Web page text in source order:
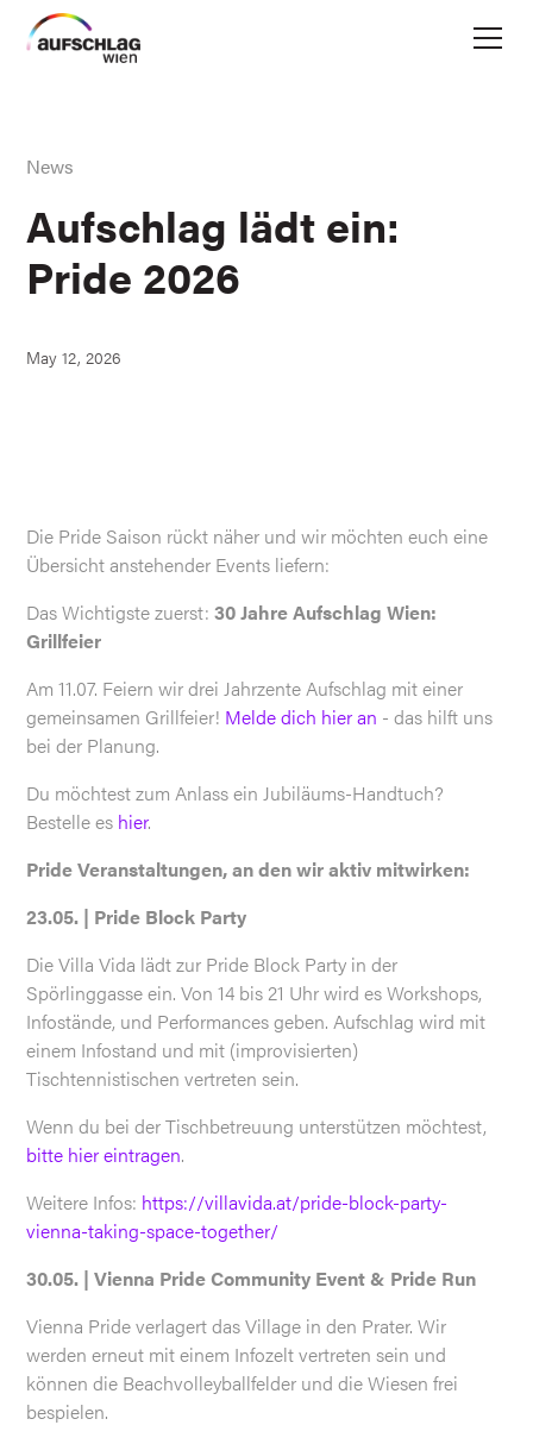
News
Aufschlag lädt ein:
Pride 2026
May 12, 2026
Die Pride Saison rückt näher und wir möchten euch eine
Übersicht anstehender Events liefern:
Das Wichtigste zuerst: 30 Jahre Aufschlag Wien:
Grillfeier
Am 11.07. Feiern wir drei Jahrzente Aufschlag mit einer
gemeinsamen Grillfeier! Melde dich hier an - das hilft uns
bei der Planung.
Du möchtest zum Anlass ein Jubiläums-Handtuch?
Bestelle es hier.
Pride Veranstaltungen, an den wir aktiv mitwirken:
23.05. | Pride Block Party
Die Villa Vida lädt zur Pride Block Party in der
Spörlinggasse ein. Von 14 bis 21 Uhr wird es Workshops,
Infostände, und Performances geben. Aufschlag wird mit
einem Infostand und mit (improvisierten)
Tischtennistischen vertreten sein.
Wenn du bei der Tischbetreuung unterstützen möchtest,
bitte hier eintragen.
Weitere Infos: https://villavida.at/pride-block-party-
vienna-taking-space-together/
30.05. | Vienna Pride Community Event & Pride Run
Vienna Pride verlagert das Village in den Prater. Wir
werden erneut mit einem Infozelt vertreten sein und
können die Beachvolleyballfelder und die Wiesen frei
bespielen.